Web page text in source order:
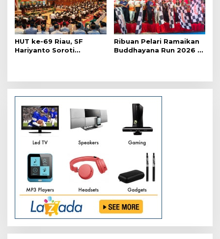
HUT ke-69 Riau, SF
Hariyanto Soroti
Ribuan Pelari Ramaikan
Buddhayana Run 2026 di